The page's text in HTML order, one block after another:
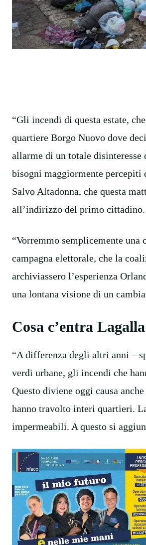
“Gli incendi di questa estate,
quartiere Borgo Nuovo dove
allarme di un totale
bisogni maggiormente
Salvo Altadonna, che questa
all’indirizzo del primo cittadino.
“Vorremmo semplicemente
campagna elettorale, che la
archiviassero l’esperienza
una lontana visione di un
Cosa c’entra
“A differenza degli altri anni –
verdi urbane, gli incendi che
Questo diviene oggi causa
hanno travolto interi quartieri.
impermeabili. A questo si